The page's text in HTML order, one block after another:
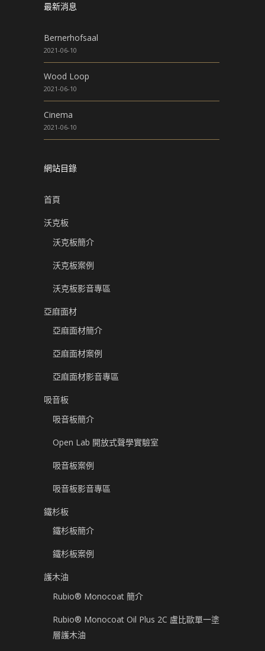
最新消息
Bernerhofsaal
2021-06-10
Wood Loop
2021-06-10
Cinema
2021-06-10
網站目錄
首頁
沃克板
沃克板簡介
沃克板案例
沃克板影音專區
亞麻面材
亞麻面材簡介
亞麻面材案例
亞麻面材影音專區
吸音板
吸音板簡介
Open Lab 開放式聲學實驗室
吸音板案例
吸音板影音專區
鐵杉板
鐵杉板簡介
鐵杉板案例
護木油
Rubio® Monocoat 簡介
Rubio® Monocoat Oil Plus 2C 盧比歐單一塗
層護木油